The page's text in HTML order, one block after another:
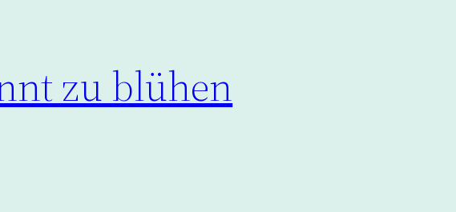
zu blühen